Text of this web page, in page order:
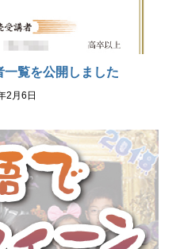
一覧を公開しました
2月6日